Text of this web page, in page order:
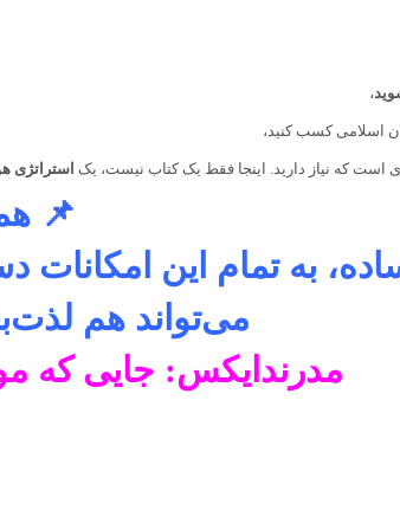
،
اسلامی کسب کنید،
است که نیاز دارید. اینجا فقط یک کتاب نیست، یک استراتژی
📌
به تمام این امکانات
می‌تواند هم
مدرندایکس: جایی که